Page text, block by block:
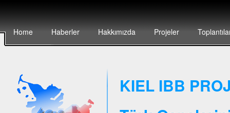
Home Haberler Hakkımızda Projeler
KIEL IBB